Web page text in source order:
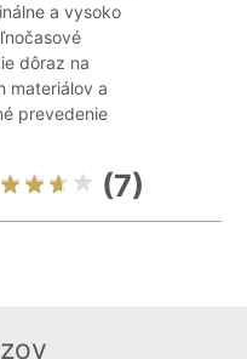
a vysoko
dôraz na
materiálov a
prevedenie
(7)